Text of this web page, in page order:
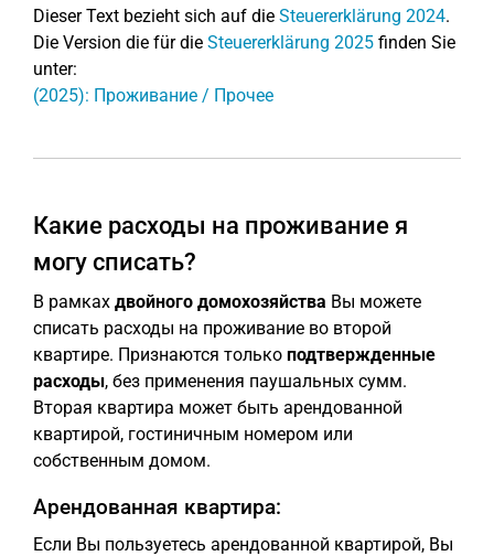
Dieser Text bezieht sich auf die Steuererklärung 2024.
Die Version die für die Steuererklärung 2025 finden Sie
unter:
(2025): Проживание / Прочее
Какие расходы на проживание я
могу списать?
В рамках двойного домохозяйства Вы можете
списать расходы на проживание во второй
квартире. Признаются только подтвержденные
расходы, без применения паушальных сумм.
Вторая квартира может быть арендованной
квартирой, гостиничным номером или
собственным домом.
Арендованная квартира:
Если Вы пользуетесь арендованной квартирой, Вы